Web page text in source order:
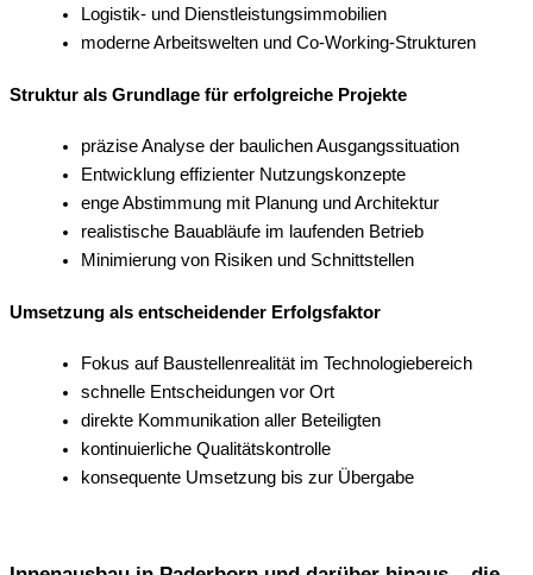
Logistik- und Dienstleistungsimmobilien
moderne Arbeitswelten und Co-Working-Strukturen
Struktur als Grundlage für erfolgreiche Projekte
präzise Analyse der baulichen Ausgangssituation
Entwicklung effizienter Nutzungskonzepte
enge Abstimmung mit Planung und Architektur
realistische Bauabläufe im laufenden Betrieb
Minimierung von Risiken und Schnittstellen
Umsetzung als entscheidender Erfolgsfaktor
Fokus auf Baustellenrealität im Technologiebereich
schnelle Entscheidungen vor Ort
direkte Kommunikation aller Beteiligten
kontinuierliche Qualitätskontrolle
konsequente Umsetzung bis zur Übergabe